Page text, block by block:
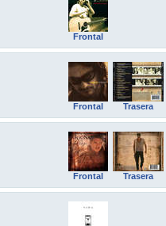
Frontal
Frontal Trasera
Frontal Trasera